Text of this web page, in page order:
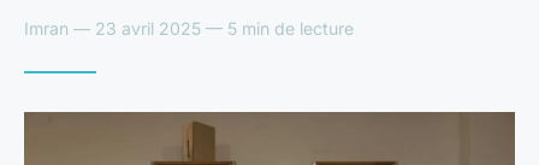
Imran — 23 avril 2025 — 5 min de lecture